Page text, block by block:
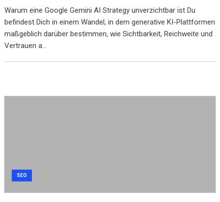
Warum eine Google Gemini AI Strategy unverzichtbar ist Du
befindest Dich in einem Wandel, in dem generative KI-Plattformen
maßgeblich darüber bestimmen, wie Sichtbarkeit, Reichweite und
Vertrauen a...
SEO